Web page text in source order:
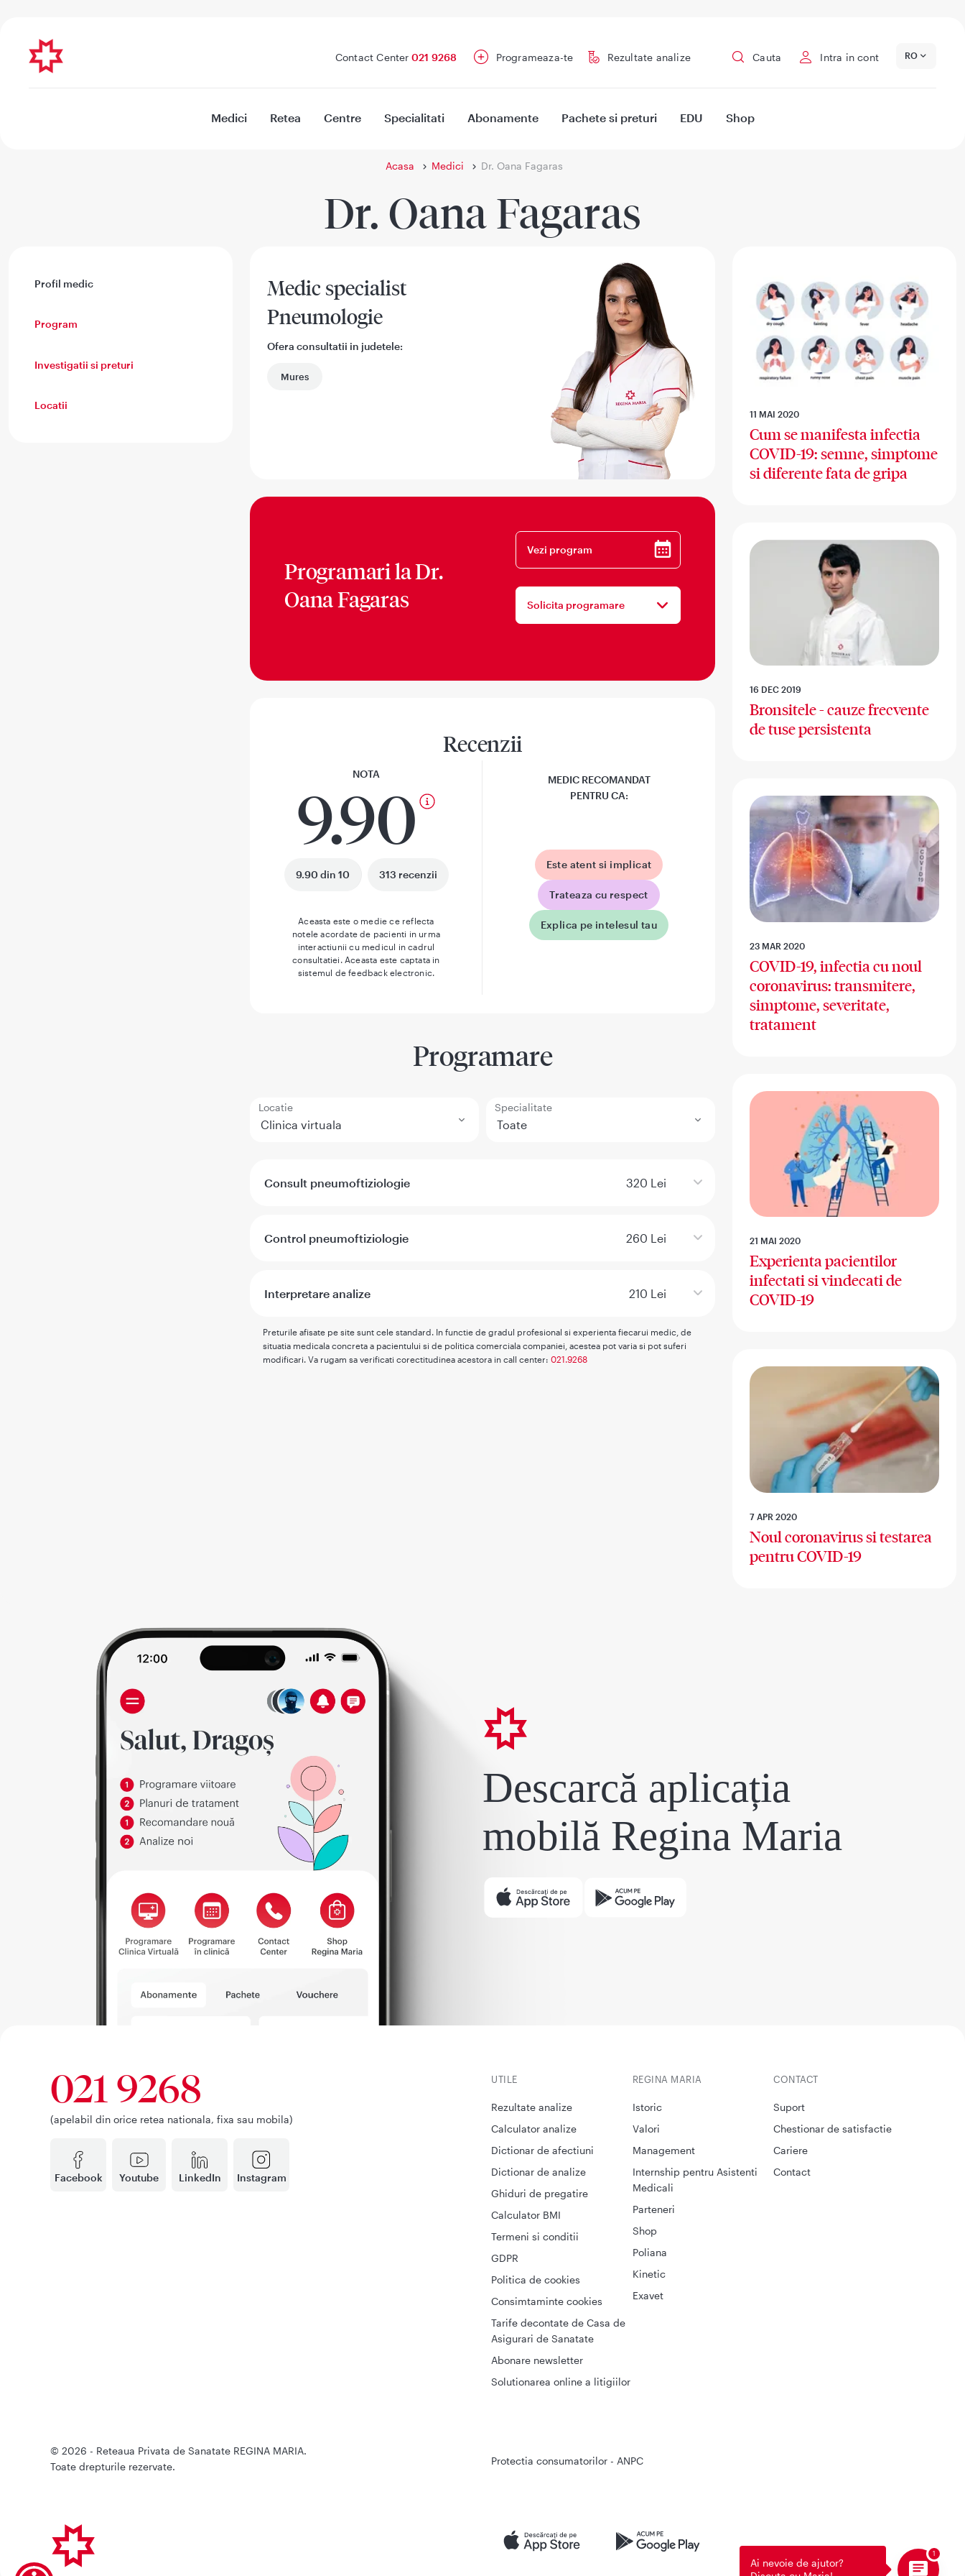
Contact Center 021 9268 Programeaza-te Rezultate analize Cauta Intra in cont RO
Medici Retea Centre Specialitati Abonamente Pachete si preturi EDU Shop
Acasa Medici Dr. Oana Fagaras
Dr. Oana Fagaras
Profil medic
Program
Investigatii si preturi
Locatii
Medic specialist
Pneumologie
Ofera consultatii in judetele:
Mures
Programari laDr.
Oana Fagaras
Vezi program
Solicita programare
Recenzii
NOTA
9.90
9.90 din 10 313 recenzii
Aceasta este o medie ce reflecta
notele acordate de pacienti in urma
interactiunii cu medicul in cadrul
consultatiei. Aceasta este captata in
sistemul de feedback electronic.
MEDIC RECOMANDAT
PENTRU CA:
Este atent si implicat
Trateaza cu respect
Explica pe intelesul tau
Programare
Locatie Specialitate
Consult pneumoftiziologie 320 Lei
Control pneumoftiziologie 260 Lei
Interpretare analize 210 Lei
Preturile afisate pe site sunt cele standard. In functie de gradul profesional si experienta fiecarui medic, de
situatia medicala concreta a pacientului si de politica comerciala companiei, acestea pot varia si pot suferi
modificari. Va rugam sa verificati corectitudinea acestora in call center: 021.9268
11 MAI 2020
Cum se manifesta infectia
COVID-19: semne, simptome
si diferente fata de gripa
16 DEC 2019
Bronsitele - cauze frecvente
de tuse persistenta
23 MAR 2020
COVID-19, infectia cu noul
coronavirus: transmitere,
simptome, severitate,
tratament
21 MAI 2020
Experienta pacientilor
infectati si vindecati de
COVID-19
7 APR 2020
Noul coronavirus si testarea
pentru COVID-19
Descarcă aplicația
mobilă Regina Maria
Facebook Youtube LinkedIn Instagram
021 9268
(apelabil din orice retea nationala, fixa sau mobila)
UTILE
Rezultate analize
Calculator analize
Dictionar de afectiuni
Dictionar de analize
Ghiduri de pregatire
Calculator BMI
Termeni si conditii
GDPR
Politica de cookies
Consimtaminte cookies
Tarife decontate de Casa de
Asigurari de Sanatate
Abonare newsletter
Solutionarea online a litigiilor
CONTACT
Suport
Chestionar de satisfactie
Cariere
Contact
REGINA MARIA
Istoric
Valori
Management
Internship pentru Asistenti
Medicali
Parteneri
Shop
Poliana
Kinetic
Exavet
Protectia consumatorilor - ANPC
© 2026 - Reteaua Privata de Sanatate REGINA MARIA.
Toate drepturile rezervate.
Ai nevoie de ajutor?